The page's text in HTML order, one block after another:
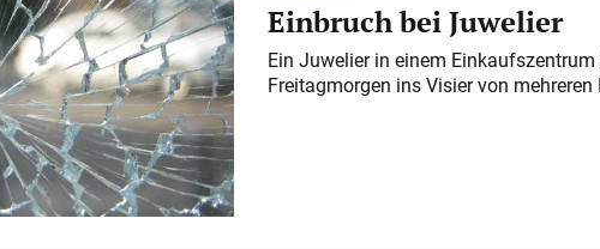
Einbruch bei Juwelier
Ein Juwelier in einem
Freitagmorgen ins Visier von